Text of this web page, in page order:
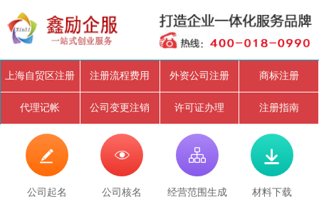
上海自贸区注册 注册流程费用 外资公司注册 商标注册
代理记帐 公司变更注销 许可证办理 注册指南

公司起名

公司核名

经营范围生成

材料下载